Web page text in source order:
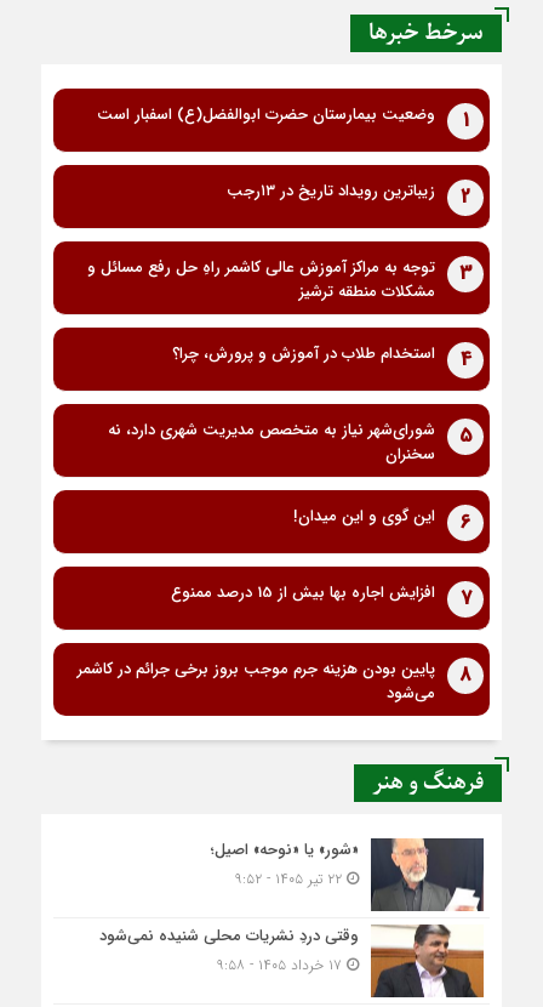
سرخط خبرها
1 وضعیت بیمارستان حضرت ابوالفضل(ع) اسفبار است
2 زیباترین رویداد تاریخ در ۱۳رجب
3
توجه به مراکز آموزش عالی کاشمر راهِ حل رفع مسائل و
مشکلات منطقه ترشیز
4 استخدام طلاب در آموزش و پرورش، چرا؟
5
شورای‌شهر نیاز به متخصص مدیریت شهری دارد، نه
سخنران
6 این گوی و این میدان!
7 افزایش اجاره بها بیش از 15 درصد ممنوع
8
پایین بودن هزینه جرم موجب بروز برخی جرائم در کاشمر
می‌شود
فرهنگ و هنر
«شور» یا «نوحه» اصیل؛
۲۲ تیر ۱۴۰۵ - ۹:۵۲
وقتی دردِ نشریات محلی شنیده نمی‌شود